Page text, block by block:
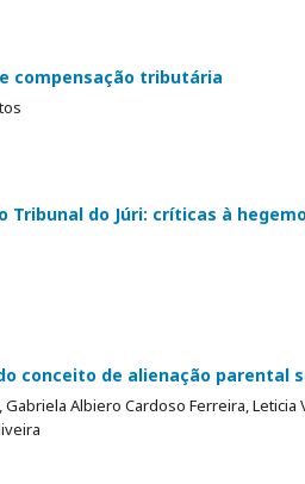
compensação tributária
Tribunal do Júri: críticas à
conceito de alienação parental
Albiero Cardoso Ferreira,